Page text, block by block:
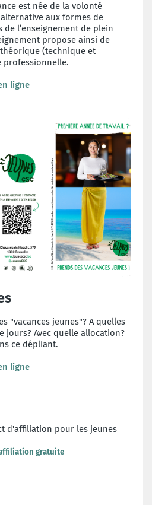
est née de la volonté
aux formes de
l’enseignement de plein
propose ainsi de
(technique et
professionnelle.
ligne
"vacances jeunes"? A quelles
jours? Avec quelle allocation?
ce dépliant.
ligne
d'affiliation pour les jeunes
affiliation gratuite